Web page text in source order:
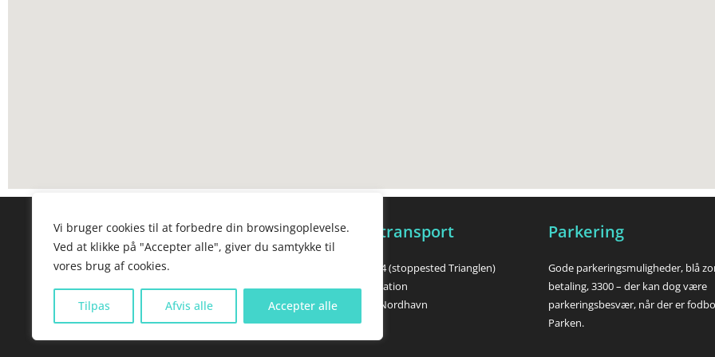
Vi bruger cookies til at forbedre din browsingoplevelse.
Ved at klikke på "Accepter alle", giver du samtykke til
vores brug af cookies.
Tilpas Afvis alle Accepter alle
Kontakt os
Røntgenklinikken Trianglen
Trianglen 5, 2100 København Ø
35 26 71 06
rtg@trianglen5.dk
Offentlig transport
Buslinje 1A og 14 (stoppested Trianglen)
M3, Trianglen Station
Østerport eller Nordhavn
Parkering
Gode parkeringsmuligheder, blå
betaling, 3300 – der kan dog være
parkeringsbesvær, når der er
Parken.